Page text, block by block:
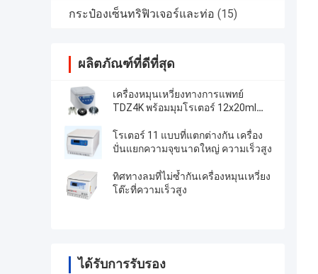
กระป๋องเซ็นทริฟิวเจอร์และท่อ (15)
ผลิตภัณฑ์ที่ดีที่สุด
เครื่องหมุนเหวี่ยงทางการแพทย์
TDZ4K พร้อมมุมโรเตอร์ 12x20ml
โรเตอร์ 11 แบบที่แตกต่างกัน เครื่อง
ปั่นแยกความจุขนาดใหญ่ ความเร็วสูง
ทิศทางลมที่ไม่ซ้ำกันเครื่องหมุนเหวี่ยง
โต๊ะที่ความเร็วสูง
ได้รับการรับรอง